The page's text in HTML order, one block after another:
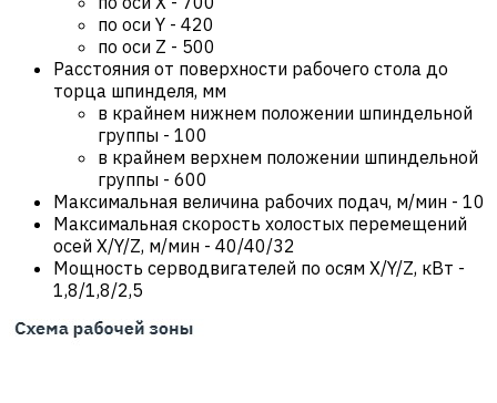
по оси Y - 420
по оси Z - 500
Расстояния от поверхности рабочего стола до
торца шпинделя, мм
в крайнем нижнем положении шпиндельной
группы - 100
в крайнем верхнем положении шпиндельной
группы - 600
Максимальная величина рабочих подач, м/мин - 10
Максимальная скорость холостых перемещений
осей X/Y/Z, м/мин - 40/40/32
Мощность серводвигателей по осям X/Y/Z, кВт -
1,8/1,8/2,5